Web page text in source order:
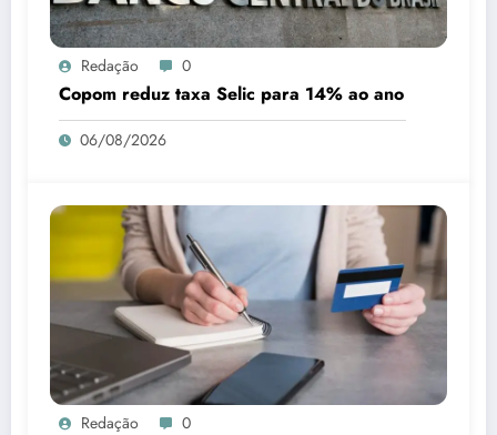
Redação 0
Copom reduz taxa Selic para 14% ao ano
06/08/2026
Redação 0